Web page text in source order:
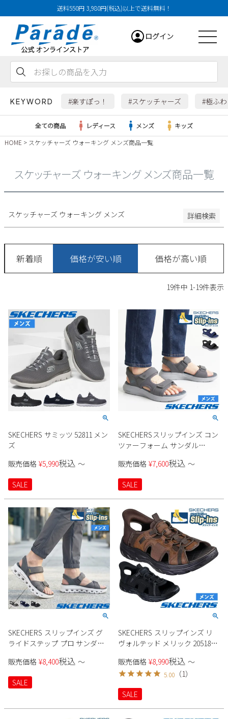
送料550円 3,980円(税込)以上で送料無料！
ログイン
KEYWORD #楽すぽっ！ #スケッチャーズ #極ふ
すべての商品
レインシューズ
スニーカー
カジュアルシューズ
ワークシューズ
ブーツ
ウェア
Parade
SKECHERS
moz
new balance
puma
すべての商品
サンダル
スニーカー
ビジネス・ドレスシューズ
ローファー
カジュアルシューズ
ウェア
Parade
SKECHERS
GAP
EDWIN
new balance
レインシューズ
スニーカー
スクール
フォーマル
Parade
SKECHERS
new balance
asics
瞬足
すべての商品
レディース新入荷
メンズ新入荷
キッズ新入荷
すべての商品
レディースSALE
メンズSALE
すべての商品
リュック
ボディバッグ
ビジネスバッグ
トートバッグ
ショルダーバッグ
財布
雑貨
ケア用品
雑貨
詳細検索
会員サービス
お問い合わせ
メルマガ購買
営業日カレンダー
休業日 お問い合わせ窓口休業日
日 月 木 金
9
10 11 12 13 14
15
全ての商品 レディース メンズ
キッズ
HOME
スケッチャーズ ウォーキング メンズ商品一覧
スケッチャーズ ウォーキング メンズ商品一覧
スケッチャーズ ウォーキング メンズ 詳細検索
29cm
29.5cm
31cm
32cm
特徴
防水・撥水
検索
新着順 価格が安い順 価格が高い順
19件中 1-19件表示
SKECHERS サミッツ 52811 メン
ズ
販売価格 ¥5,990税込 〜
SALE
SKECHERSスリップインズ コン
ツァーフォーム サンダル
販売価格 ¥7,600税込 〜
SALE
SKECHERS スリップインズ グ
ライドステップ プロ サンダル
販売価格 ¥8,400税込 〜
SALE
SKECHERS スリップインズ リ
ヴォルテッド メリック 205181
販売価格 ¥8,990税込 〜
5.00 （1）
SALE